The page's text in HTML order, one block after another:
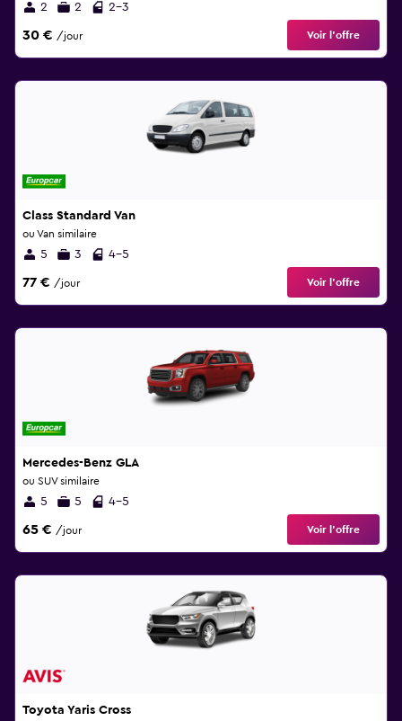
2 2 2-3
30 € /jour Voir l’offre
Class Standard Van
ou Van similaire
5 3 4-5
77 € /jour Voir l’offre
Mercedes-Benz GLA
ou SUV similaire
5 5 4-5
65 € /jour Voir l’offre
Toyota Yaris Cross